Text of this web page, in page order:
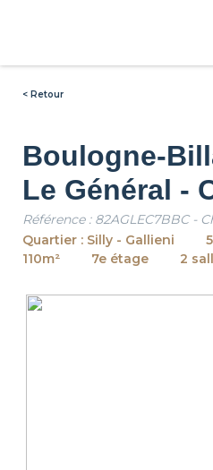
< Retour
Boulogne-
Le Général -
Référence : 82AGLEC7BBC -
Quartier : Silly - Gallieni
110m²
7e étage 2